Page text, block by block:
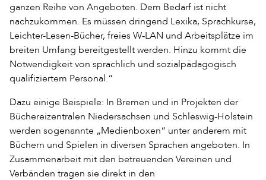
ganzen Reihe von Angeboten. Dem Bedarf ist nicht
nachzukommen. Es müssen dringend Lexika, Sprachkurse,
Leichter-Lesen-Bücher, freies W‐LAN und Arbeitsplätze im
breiten Umfang bereitgestellt werden. Hinzu kommt die
Notwendigkeit von sprachlich und sozialpädagogisch
qualifiziertem Personal.“
Dazu einige Beispiele: In Bremen und in Projekten der
Büchereizentralen Niedersachsen und Schleswig‐Holstein
werden sogenannte „Medienboxen“ unter anderem mit
Büchern und Spielen in diversen Sprachen angeboten. In
Zusammenarbeit mit den betreuenden Vereinen und
Verbänden tragen sie direkt in den